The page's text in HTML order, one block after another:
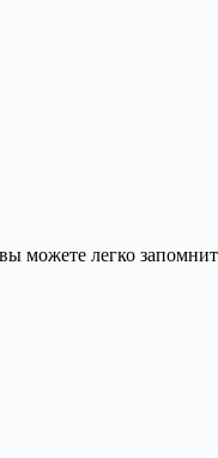
можете легко